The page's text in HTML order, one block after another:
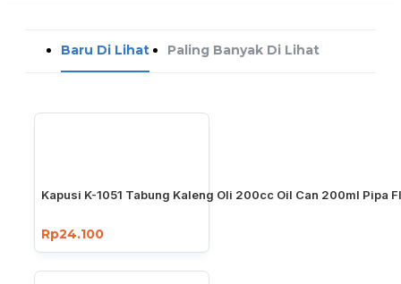
Baru Di Lihat Paling Banyak Di Lihat
Kapusi K-1051 Tabung Kaleng Oli 200cc Oil Can 200ml Pipa
Rp24.100